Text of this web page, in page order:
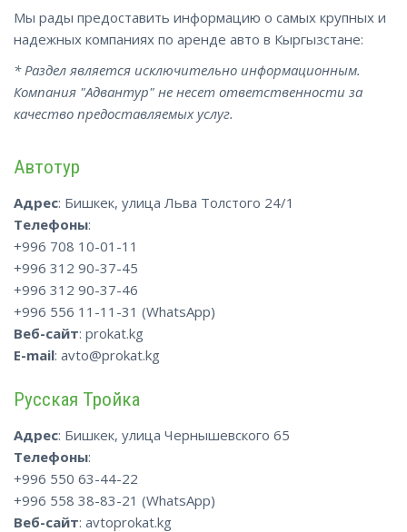
Мы рады предоставить информацию о самых крупных и
надежных компаниях по аренде авто в Кыргызстане:
* Раздел является исключительно информационным.
Компания "Адвантур" не несет ответственности за
качество предоставляемых услуг.
Автотур
Адрес: Бишкек, улица Льва Толстого 24/1
Телефоны:
+996 708 10-01-11
+996 312 90-37-45
+996 312 90-37-46
+996 556 11-11-31 (WhatsApp)
Веб-сайт: prokat.kg
E-mail: avto@prokat.kg
Русская Тройка
Адрес: Бишкек, улица Чернышевского 65
Телефоны:
+996 550 63-44-22
+996 558 38-83-21 (WhatsApp)
Веб-сайт: avtoprokat.kg